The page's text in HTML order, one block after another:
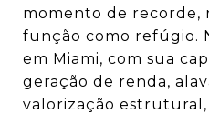
momento de recorde,
função como refúgio.
em Miami, com sua
geração de renda,
valorização